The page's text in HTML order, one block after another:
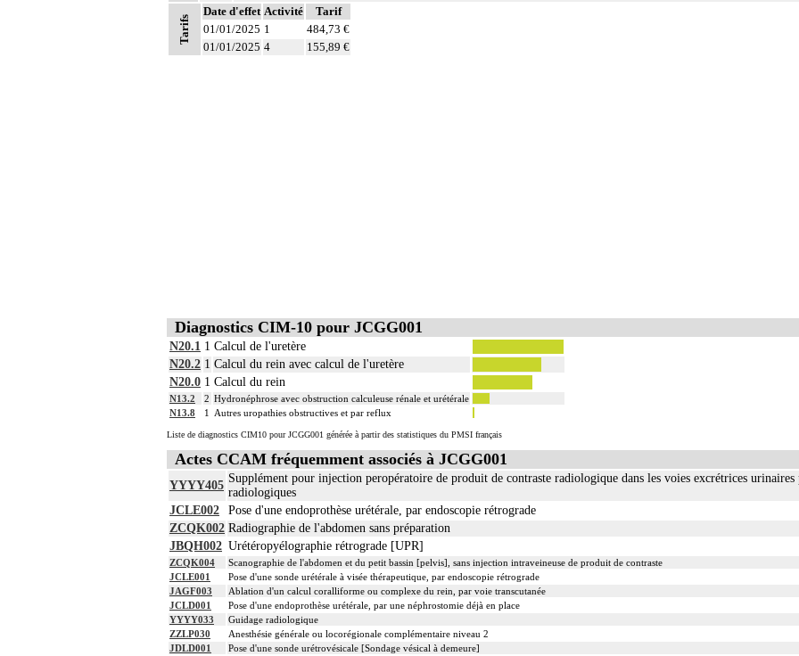
8.2.2
Les subdivisions suivantes, données à titre facultatif, peuvent être utilisées avec les codes marqués d'un symbole distinctif pour préciser le
- A avec drainage par sonde de néphrostomie
- B avec drainage par sonde urétérale
8
À l'exclusion de : actes concernant la procréation et la grossesse (cf chapitre 09)
Tarifs
Date d'effet Activité
Tarif
01/01/2025 1
484,73 €
01/01/2025 4 155,89 €
Diagnostics CIM-10 pour JCGG001
N20.1 1 Calcul de l'uretère
N20.2 1 Calcul du rein avec calcul de l'uretère
N20.0 1 Calcul du rein
N13.2 2 Hydronéphrose avec obstruction calculeuse rénale et urétérale
N13.8
1 Autres uropathies obstructives et par reflux
Liste de diagnostics CIM10 pour JCGG001 générée à partir des statistiques du PMSI français
Actes CCAM fréquemment associés à JCGG001
YYYY405
Supplément pour injection peropératoire de produit de contraste radiologique dans les voies excrétrices urinaires
radiologiques
JCLE002
Pose d'une endoprothèse urétérale, par endoscopie rétrograde
ZCQK002 Radiographie de l'abdomen sans préparation
JBQH002 Urétéropyélographie rétrograde [UPR]
ZCQK004
Scanographie de l'abdomen et du petit bassin [pelvis], sans injection intraveineuse de produit de contraste
JCLE001
Pose d'une sonde urétérale à visée thérapeutique, par endoscopie rétrograde
JAGF003
Ablation d'un calcul coralliforme ou complexe du rein, par voie transcutanée
JCLD001
Pose d'une endoprothèse urétérale, par une néphrostomie déjà en place
YYYY033
Guidage radiologique
ZZLP030
Anesthésie générale ou locorégionale complémentaire niveau 2
JDLD001
Pose d'une sonde urétrovésicale [Sondage vésical à demeure]